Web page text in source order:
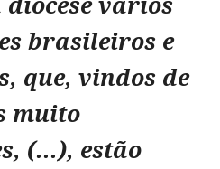
brasileiros e
que, vindos de
muito
(...), estão